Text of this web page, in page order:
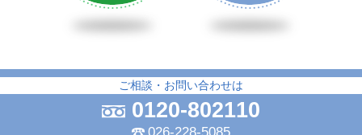
ご相談・お問い合わせは
0120-802110